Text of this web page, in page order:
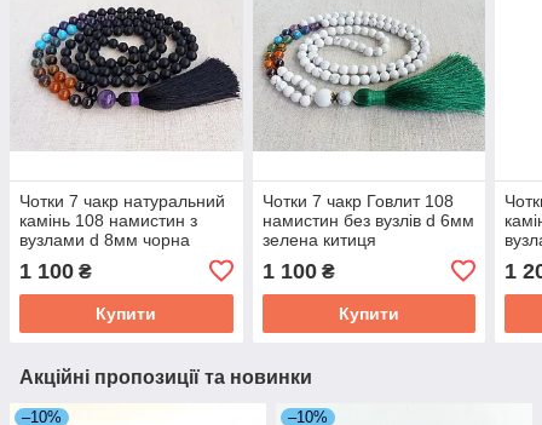
Чотки 7 чакр натуральний
камінь 108 намистин з
вузлами d 8мм чорна
1 100 ₴
Купити
Чотки 7 чакр Говлит 108
намистин без вузлів d 6мм
зелена китиця
1 100₴
Купити
1
Акційні пропозиції та новинки
–10% –10%